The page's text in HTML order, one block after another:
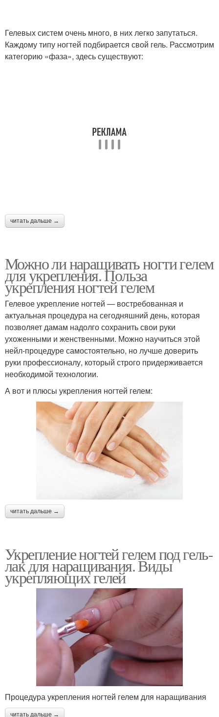
Гелевых систем очень много, в них легко запутаться.
Каждому типу ногтей подбирается свой гель. Рассмотрим
категорию «фаза», здесь существуют:
читать дальше →
Можно ли наращивать ногти гелем
для укрепления. Польза
укрепления ногтей гелем
Гелевое укрепление ногтей — востребованная и
актуальная процедура на сегодняшний день, которая
позволяет дамам надолго сохранить свои руки
ухоженными и женственными. Можно научиться этой
нейл-процедуре самостоятельно, но лучше доверить
руки профессионалу, который строго придерживается
необходимой технологии.
А вот и плюсы укрепления ногтей гелем:
читать дальше →
Укрепление ногтей гелем под гель-
лак для наращивания. Виды
укрепляющих гелей
Процедура укрепления ногтей гелем для наращивания
читать дальше →